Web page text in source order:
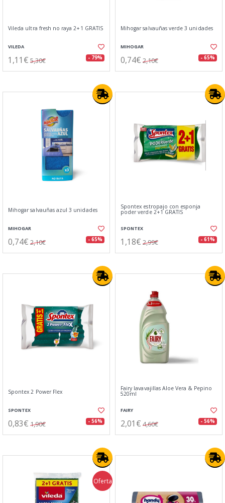
Vileda ultra fresh no raya 2+1 GRATIS
VILEDA
1,11€ 5,30€ - 79%
Mihogar salvauñas verde 3 unidades
MIHOGAR
0,74€ 2,10€ - 65%
Mihogar salvauñas azul 3 unidades
MIHOGAR
0,74€ 2,10€ - 65%
Spontex estropajo con esponja
poder verde 2+1 GRATIS
SPONTEX
1,18€ 2,99€ - 61%
Spontex 2 Power Flex
SPONTEX
0,83€ 1,90€ - 56%
Fairy lavavajillas Aloe Vera & Pepino
520ml
FAIRY
2,01€ 4,60€ - 56%
Oferta